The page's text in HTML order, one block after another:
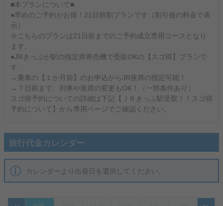
■本プランについて■
●早めのご予約がお得！21日前割プランです（割引後の料金で表
示）
※こちらのプランは21日前までのご予約成立専用コースとなり
ます。
●JRきっぷが駅の指定席券売機で受取OKの【スゴ得】プランで
す
→乗車の【１か月前】のお申込からJR座席の指定可能！
→７日前まで、列車や座席の変更もOK！（一部条件あり）
スゴ得予約についての詳細は下記【ＪＲきっぷ駅受取！！スゴ得
予約について】から専用ページでご確認ください。
旅行代金カレンダー
カレンダーより出発日を選択してください。